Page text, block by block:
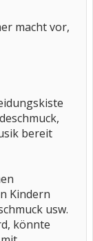
macht vor,
bereit
Kindern
usw.
könnte